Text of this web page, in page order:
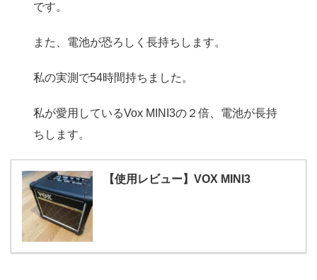
です。
また、電池が恐ろしく長持ちします。
私の実測で54時間持ちました。
私が愛用しているVox MINI3の２倍、電池が長持
ちします。
【使用レビュー】VOX MINI3